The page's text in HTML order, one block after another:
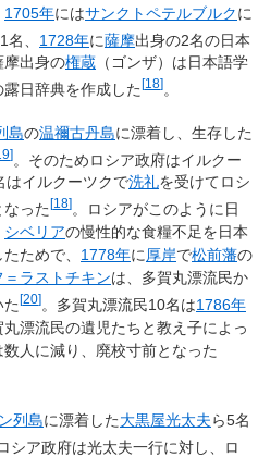
1705年にはサンクトペテルブルクに
名、 1728年に薩摩出身の2名の日本
摩出身の権蔵 （ゴンザ）は日本語学
日辞典を作成した [18] 。
島の温禰古丹島に漂着し、生存した
]。そのためロシア政府はイルクー
はイルクーツクで洗礼を受けてロシ
った [18] 。ロシアがこのように日
シベリアの慢性的な食糧不足を日本
ためで、 1778年に厚岸で松前藩の
ラストチキンは、多賀丸漂流民か
[20]。多賀丸漂流民10名は1786年
漂流民の遺児たちと教え子によっ
人に減り、廃校寸前となった
列島に漂着した大黒屋光太夫ら5名
シア政府は光太夫一行に対し、ロ